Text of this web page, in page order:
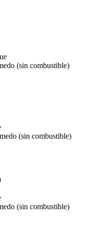
(sin combustible)
(sin combustible)
(sin combustible)